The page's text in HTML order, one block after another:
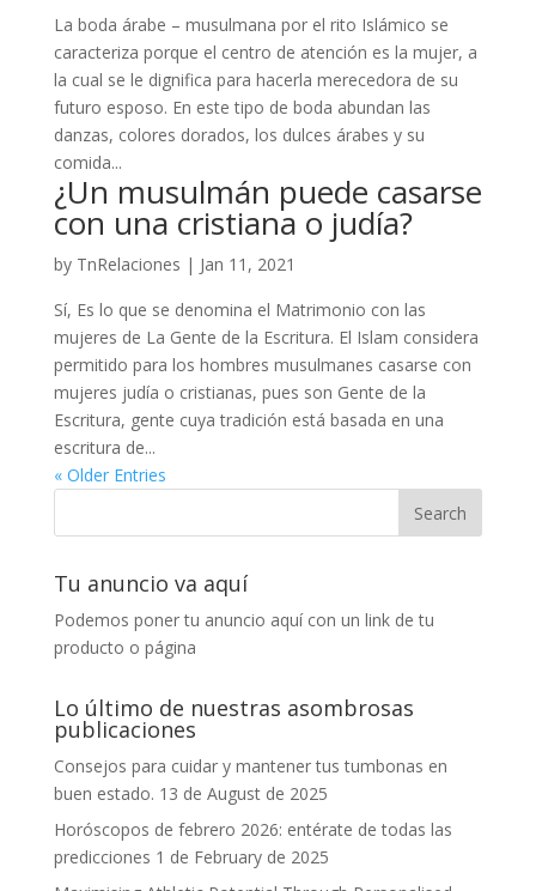
La boda árabe – musulmana por el rito Islámico se
caracteriza porque el centro de atención es la mujer, a
la cual se le dignifica para hacerla merecedora de su
futuro esposo. En este tipo de boda abundan las
danzas, colores dorados, los dulces árabes y su
comida...
¿Un musulmán puede casarse
con una cristiana o judía?
by TnRelaciones | Jan 11, 2021
Sí, Es lo que se denomina el Matrimonio con las
mujeres de La Gente de la Escritura. El Islam considera
permitido para los hombres musulmanes casarse con
mujeres judía o cristianas, pues son Gente de la
Escritura, gente cuya tradición está basada en una
escritura de...
« Older Entries
Tu anuncio va aquí
Podemos poner tu anuncio aquí con un link de tu
producto o página
Lo último de nuestras asombrosas
publicaciones
Consejos para cuidar y mantener tus tumbonas en
buen estado. 13 de August de 2025
Horóscopos de febrero 2026: entérate de todas las
predicciones 1 de February de 2025